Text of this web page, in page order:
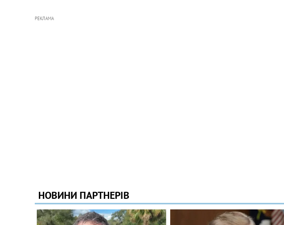
РЕКЛАМА